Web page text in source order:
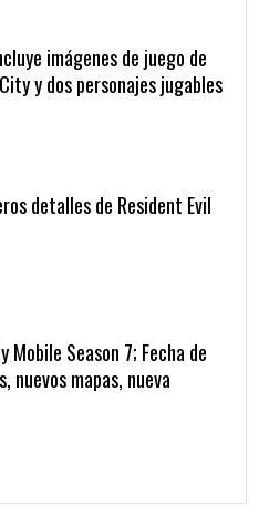
imágenes de juego de
y dos personajes jugables
detalles de Resident Evil
Season 7; Fecha de
nuevos mapas, nueva
Duty 2021 aparentemente